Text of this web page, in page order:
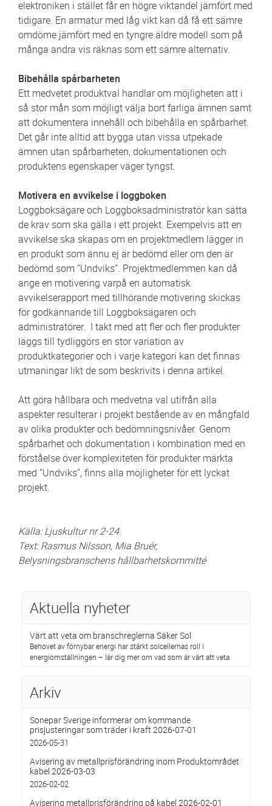
elektroniken i stället får en högre viktandel jämfört med
tidigare. En armatur med låg vikt kan då få ett sämre
omdöme jämfört med en tyngre äldre modell som på
många andra vis räknas som ett sämre alternativ.
Bibehålla spårbarheten
Ett medvetet produktval handlar om möjligheten att i
så stor mån som möjligt välja bort farliga ämnen samt
att dokumentera innehåll och bibehålla en spårbarhet.
Det går inte alltid att bygga utan vissa utpekade
ämnen utan spårbarheten, dokumentationen och
produktens egenskaper väger tyngst.
Motivera en avvikelse i loggboken
Loggboksägare och Loggboksadministratör kan sätta
de krav som ska gälla i ett projekt. Exempelvis att en
avvikelse ska skapas om en projektmedlem lägger in
en produkt som ännu ej är bedömd eller om den är
bedömd som ”Undviks”. Projektmedlemmen kan då
ange en motivering varpå en automatisk
avvikelserapport med tillhörande motivering skickas
för godkännande till Loggboksägaren och
administratörer. I takt med att fler och fler produkter
läggs till tydliggörs en stor variation av
produktkategorier och i varje kategori kan det finnas
utmaningar likt de som beskrivits i denna artikel.
Att göra hållbara och medvetna val utifrån alla
aspekter resulterar i projekt bestående av en mångfald
av olika produkter och bedömningsnivåer. Genom
spårbarhet och dokumentation i kombination med en
förståelse över komplexiteten för produkter märkta
med ”Undviks”, finns alla möjligheter för ett lyckat
projekt.
Källa: Ljuskultur nr 2-24.
Text: Rasmus Nilsson, Mia Bruér,
Belysningsbranschens hållbarhetskommitté
Aktuella nyheter
Värt att veta om branschreglerna Säker Sol
Behovet av förnybar energi har stärkt solcellernas roll i
energiomställningen – lär dig mer om vad som är värt att veta
Arkiv
Sonepar Sverige informerar om kommande
prisjusteringar som träder i kraft 2026-07-01
2026-05-31
Avisering av metallprisförändring inom Produktområdet
kabel 2026-03-03
2026-02-02
Avisering metallprisförändring på kabel 2026-02-01